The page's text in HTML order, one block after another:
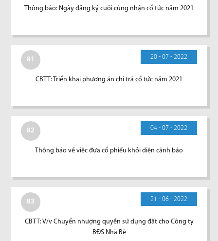
Thông báo: Ngày đăng ký cuối cùng nhận cổ tức năm 2021
81 20 - 07 - 2022
CBTT: Triển khai phương án chi trả cổ tức năm 2021
82 04 - 07 - 2022
Thông báo về việc đưa cổ phiếu khỏi diện cảnh báo
83 21 - 06 - 2022
CBTT: V/v Chuyển nhượng quyền sử dụng đất cho Công ty
BĐS Nhà Bè